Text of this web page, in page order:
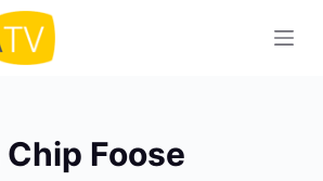
Chip Foose